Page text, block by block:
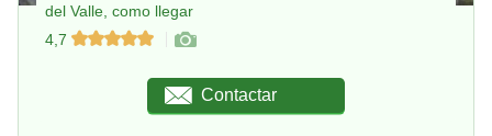
del Valle, como llegar
4,7
Contactar